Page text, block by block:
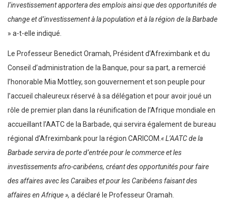
l’investissement apportera des emplois ainsi que des opportunités de
change et d’investissement à la population et à la région de la Barbade
» a-t-elle indiqué.
Le Professeur Benedict Oramah, Président d’Afreximbank et du
Conseil d’administration de la Banque, pour sa part, a remercié
l’honorable Mia Mottley, son gouvernement et son peuple pour
l’accueil chaleureux réservé à sa délégation et pour avoir joué un
rôle de premier plan dans la réunification de l’Afrique mondiale en
accueillant l’AATC de la Barbade, qui servira également de bureau
régional d’Afreximbank pour la région CARICOM. « L’AATC de la
Barbade servira de porte d’entrée pour le commerce et les
investissements afro-caribéens, créant des opportunités pour faire
des affaires avec les Caraïbes et pour les Caribéens faisant des
affaires en Afrique », a déclaré le Professeur Oramah.